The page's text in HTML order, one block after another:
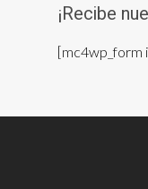
¡Recibe
[mc4wp_form